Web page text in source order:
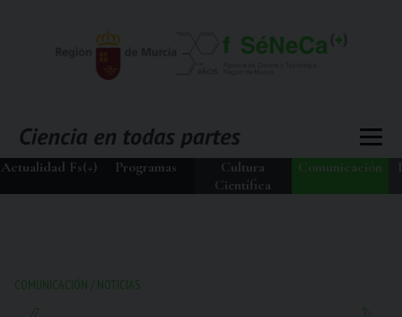
Actualidad Fs(+) Programas
Cultura
Científica
Comunicación
COMUNICACIÓN / NOTICIAS